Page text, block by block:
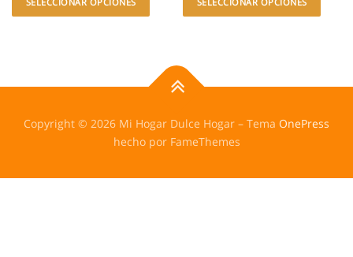
Copyright © 2026 Mi Hogar Dulce Hogar – Tema OnePress
hecho por FameThemes